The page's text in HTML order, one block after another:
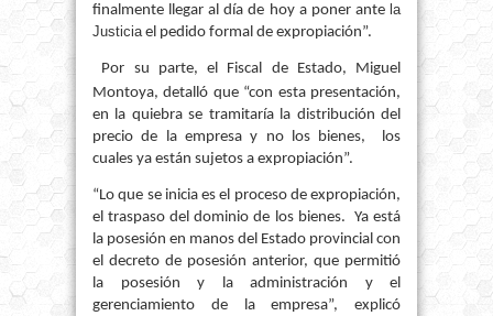
finalmente llegar al día de hoy a poner ante la
Justiciael pedido formal de expropiación”.
Por su parte, el Fiscal de Estado, Miguel
Montoya, detalló que “con esta presentación,
en la quiebra se tramitaría la distribución del
precio de la empresa y no los bienes, los
cuales ya están sujetos a expropiación”.
“Lo que se inicia es el proceso de expropiación,
el traspaso del dominio de los bienes. Ya está
la posesión en manos del Estado provincial con
el decreto de posesión anterior, que permitió
la posesión y la administración y el
gerenciamiento de la empresa”, explicó